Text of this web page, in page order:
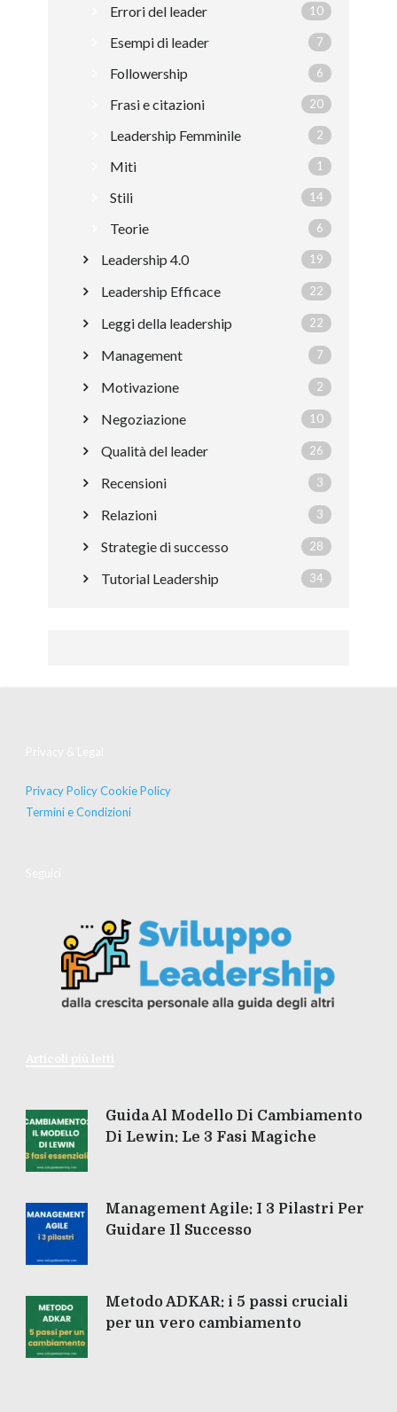
Errori del leader 10
Esempi di leader 7
Followership 6
Frasi e citazioni 20
Leadership Femminile 2
Miti 1
Stili 14
Teorie 6
Leadership 4.0 19
Leadership Efficace 22
Leggi della leadership 22
Management 7
Motivazione 2
Negoziazione 10
Qualità del leader 26
Recensioni 3
Relazioni 3
Strategie di successo 28
Tutorial Leadership 34
Privacy PolicyCookie Policy
Termini e Condizioni
Guida Al Modello Di Cambiamento
Di Lewin: Le 3 Fasi Magiche
Management Agile: I 3 Pilastri Per
Guidare Il Successo
Metodo ADKAR: i 5 passi cruciali
per un vero cambiamento